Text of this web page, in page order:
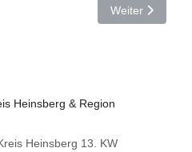
im Busverkehr am 27.03.2023
Nächster
Weiter
Heinsberg & Region
Heinsberg 13. KW